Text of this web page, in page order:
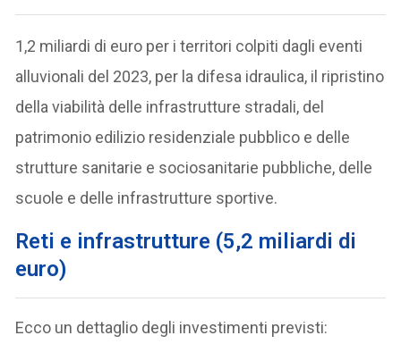
1,2 miliardi di euro per i territori colpiti dagli eventi
alluvionali del 2023, per la difesa idraulica, il ripristino
della viabilità delle infrastrutture stradali, del
patrimonio edilizio residenziale pubblico e delle
strutture sanitarie e sociosanitarie pubbliche, delle
scuole e delle infrastrutture sportive.
Reti e infrastrutture (5,2 miliardi di
euro)
Ecco un dettaglio degli investimenti previsti: